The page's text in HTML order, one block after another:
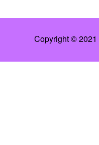
Copyright ©